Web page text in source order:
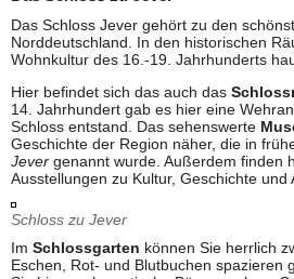
Das Schloss Jever gehört zu den
Norddeutschland. In den historischen
Wohnkultur des 16.-19. Jahrhunderts
Hier befindet sich das auch das
14. Jahrhundert gab es hier eine
Schloss entstand. Das sehenswerte
Geschichte der Region näher, die in
Jever genannt wurde. Außerdem finden
Ausstellungen zu Kultur, Geschichte und
Schloss zu Jever
Im Schlossgarten können Sie herrlich
Eschen, Rot- und Blutbuchen spazieren